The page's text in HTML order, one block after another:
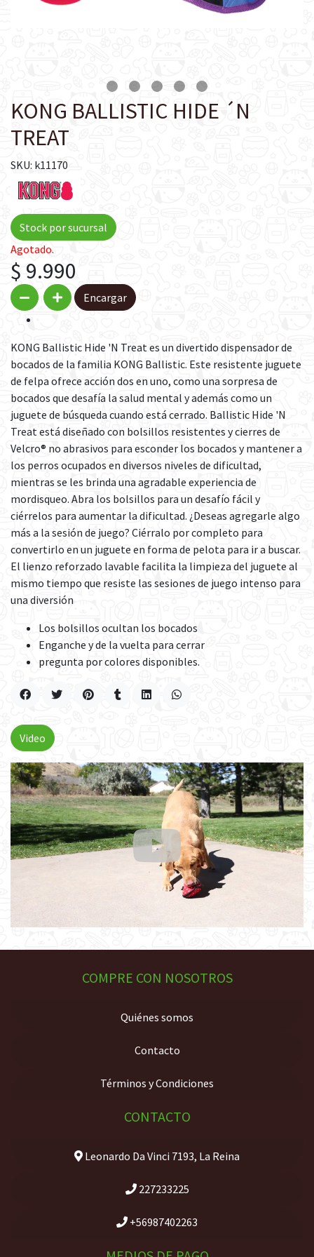
KONG BALLISTIC HIDE ´N
TREAT
SKU: k11170
Stock por sucursal
Agotado.
$ 9.990
Encargar
KONG Ballistic Hide 'N Treat es un divertido dispensador de
bocados de la familia KONG Ballistic. Este resistente juguete
de felpa ofrece acción dos en uno, como una sorpresa de
bocados que desafía la salud mental y además como un
juguete de búsqueda cuando está cerrado. Ballistic Hide 'N
Treat está diseñado con bolsillos resistentes y cierres de
Velcro® no abrasivos para esconder los bocados y mantener a
los perros ocupados en diversos niveles de dificultad,
mientras se les brinda una agradable experiencia de
mordisqueo. Abra los bolsillos para un desafío fácil y
ciérrelos para aumentar la dificultad. ¿Deseas agregarle algo
más a la sesión de juego? Ciérralo por completo para
convertirlo en un juguete en forma de pelota para ir a buscar.
El lienzo reforzado lavable facilita la limpieza del juguete al
mismo tiempo que resiste las sesiones de juego intenso para
una diversión
Los bolsillos ocultan los bocados
Enganche y de la vuelta para cerrar
pregunta por colores disponibles.
Video
COMPRE CON NOSOTROS
Quiénes somos
Contacto
Términos y Condiciones
CONTACTO
Leonardo Da Vinci 7193, La Reina
227233225
+56987402263